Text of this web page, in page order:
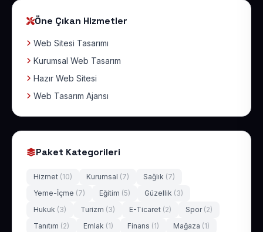
Öne Çıkan Hizmetler
Web Sitesi Tasarımı
Kurumsal Web Tasarım
Hazır Web Sitesi
Web Tasarım Ajansı
Paket Kategorileri
Hizmet (10) Kurumsal (7) Sağlık (7)
Yeme-İçme (7) Eğitim (5) Güzellik (3)
Hukuk (3) Turizm (3) E-Ticaret (2) Spor (2)
Tanıtım (2) Emlak (1) Finans (1) Mağaza (1)